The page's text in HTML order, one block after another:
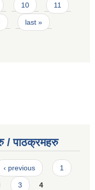
10 11
last »
/ पाठक्रमहरु
‹ previous 1
3 4